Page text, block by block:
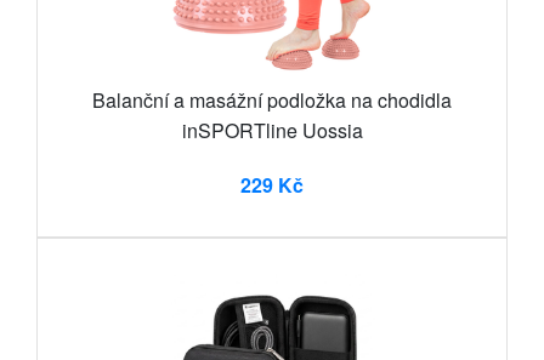
Balanční a masážní podložka na chodidla
inSPORTline Uossia
229 Kč